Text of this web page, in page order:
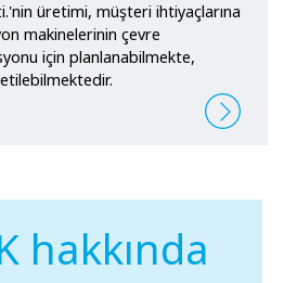
üretimi, müşteri ihtiyaçlarına
makinelerinin çevre
için planlanabilmekte,
hakkında